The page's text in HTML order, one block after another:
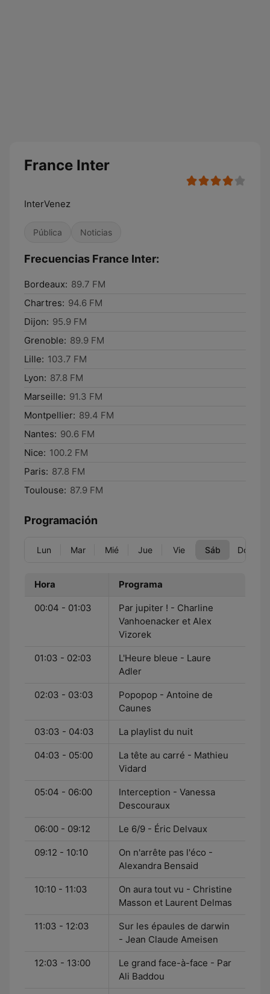
France Inter
InterVenez
Pública Noticias
Frecuencias France Inter:
Bordeaux: 89.7 FM
Chartres: 94.6 FM
Dijon: 95.9 FM
Grenoble: 89.9 FM
Lille: 103.7 FM
Lyon: 87.8 FM
Marseille: 91.3 FM
Montpellier: 89.4 FM
Nantes: 90.6 FM
Nice: 100.2 FM
Paris: 87.8 FM
Toulouse: 87.9 FM
Programación
Lun Mar Mié Jue Vie Sáb Dom
Hora Programa
00:04 - 01:03
Par jupiter ! - Charline
Vanhoenacker et Alex
Vizorek
01:03 - 02:03
L'Heure bleue - Laure
Adler
02:03 - 03:03
Popopop - Antoine de
Caunes
03:03 - 04:03 La playlist du nuit
04:03 - 05:00
La tête au carré - Mathieu
Vidard
05:04 - 06:00
Interception - Vanessa
Descouraux
06:00 - 09:12 Le 6/9 - Éric Delvaux
09:12 - 10:10
On n'arrête pas l'éco -
Alexandra Bensaid
10:10 - 11:03
On aura tout vu - Christine
Masson et Laurent Delmas
11:03 - 12:03
Sur les épaules de darwin
- Jean Claude Ameisen
12:03 - 13:00
Le grand face-à-face - Par
Ali Baddou